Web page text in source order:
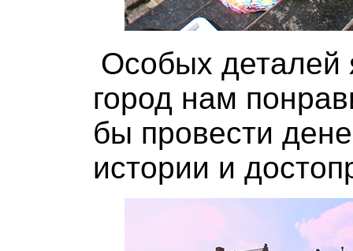
Особых
город нам
бы провести
истории и